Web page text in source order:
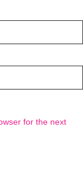
for the next